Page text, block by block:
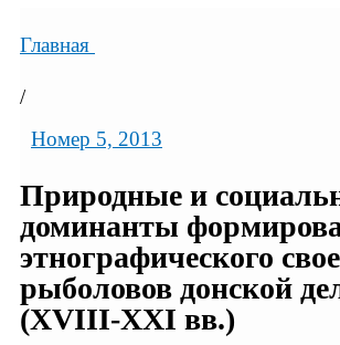
Главная
/
Номер 5, 2013
Природные и
доминанты
этнографического
рыболовов донской
(XVIII-XXI вв.)